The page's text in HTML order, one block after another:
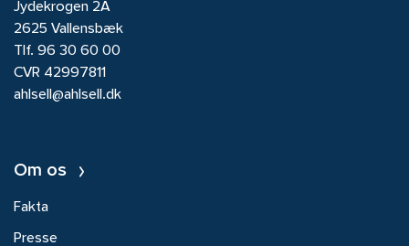
Jydekrogen 2A
2625 Vallensbæk
Tlf. 96 30 60 00
CVR 42997811
ahlsell@ahlsell.dk
Om os
Fakta
Presse